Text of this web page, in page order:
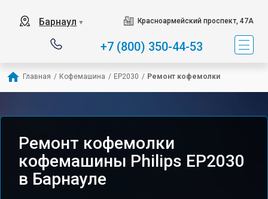
Барнаул ▼ Красноармейский проспект, 47А
+7 (800) 350-44-53
Главная / Кофемашина / EP2030 / Ремонт кофемолки
Ремонт кофемолки
кофемашины Philips EP2030
в Барнауле